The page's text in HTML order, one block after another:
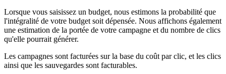
Lorsque vous saisissez un budget, nous estimons la probabilité que
l'intégralité de votre budget soit dépensée. Nous affichons également
une estimation de la portée de votre campagne et du nombre de clics
qu'elle pourrait générer.
Les campagnes sont facturées sur la base du coût par clic, et les clics
ainsi que les sauvegardes sont facturables.